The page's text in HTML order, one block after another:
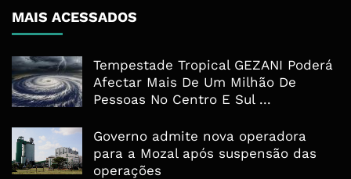
MAIS ACESSADOS
Tempestade Tropical GEZANI Poderá
Afectar Mais De Um Milhão De
Pessoas No Centro E Sul ...
Governo admite nova operadora
para a Mozal após suspensão das
operações